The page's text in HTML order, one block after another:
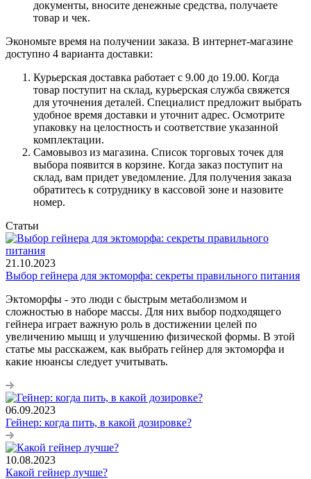
документы, вносите денежные средства, получаете
товар и чек.
Экономьте время на получении заказа. В интернет-магазине
доступно 4 варианта доставки:
Курьерская доставка работает с 9.00 до 19.00. Когда
товар поступит на склад, курьерская служба свяжется
для уточнения деталей. Специалист предложит выбрать
удобное время доставки и уточнит адрес. Осмотрите
упаковку на целостность и соответствие указанной
комплектации.
Самовывоз из магазина. Список торговых точек для
выбора появится в корзине. Когда заказ поступит на
склад, вам придет уведомление. Для получения заказа
обратитесь к сотруднику в кассовой зоне и назовите
номер.
Статьи
21.10.2023
Выбор гейнера для эктоморфа: секреты правильного питания
Эктоморфы - это люди с быстрым метаболизмом и
сложностью в наборе массы. Для них выбор подходящего
гейнера играет важную роль в достижении целей по
увеличению мышц и улучшению физической формы. В этой
статье мы расскажем, как выбрать гейнер для эктоморфа и
какие нюансы следует учитывать.
06.09.2023
Гейнер: когда пить, в какой дозировке?
10.08.2023
Какой гейнер лучше?